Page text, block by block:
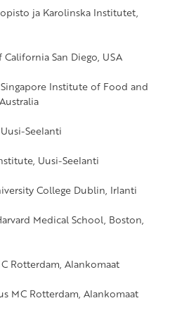
ja Karolinska Institutet,
San Diego, USA
Institute of Food and
Uusi-Seelanti
Uusi-Seelanti
College Dublin, Irlanti
Medical School, Boston,
Rotterdam, Alankomaat
MC Rotterdam, Alankomaat